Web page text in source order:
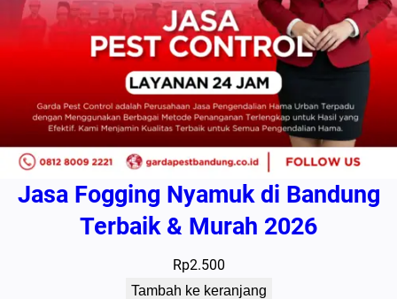
Jasa Fogging Nyamuk di Bandung
Terbaik & Murah 2026
Rp2.500
Tambah ke keranjang